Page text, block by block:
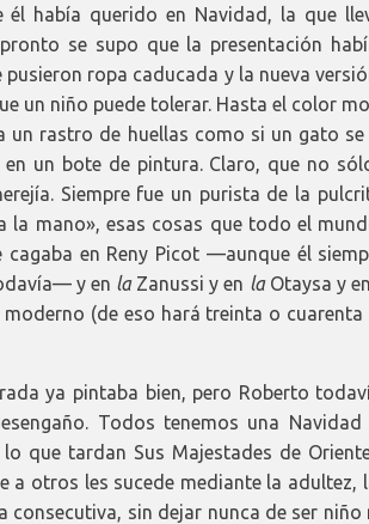
él había querido en Navidad, la que
se supo que la presentación
pusieron ropa caducada y la nueva
un niño puede tolerar. Hasta el color
un rastro de huellas como si un gato
un bote de pintura. Claro, que no
Siempre fue un purista de la
la mano», esas cosas que todo el
en Reny Picot —aunque él
y en laZanussi y en laOtaysa y en
(de eso hará treinta o
ya pintaba bien, pero Roberto
Todos tenemos una
que tardan Sus Majestades de
a otros les sucede mediante la adultez,
sin dejar nunca de ser niño